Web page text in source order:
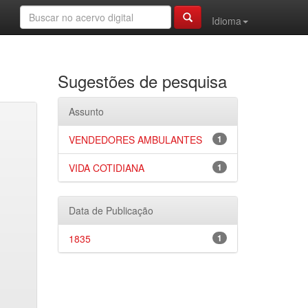
Idioma
Sugestões de pesquisa
Assunto
1
VENDEDORES AMBULANTES
1
VIDA COTIDIANA
Data de Publicação
1
1835